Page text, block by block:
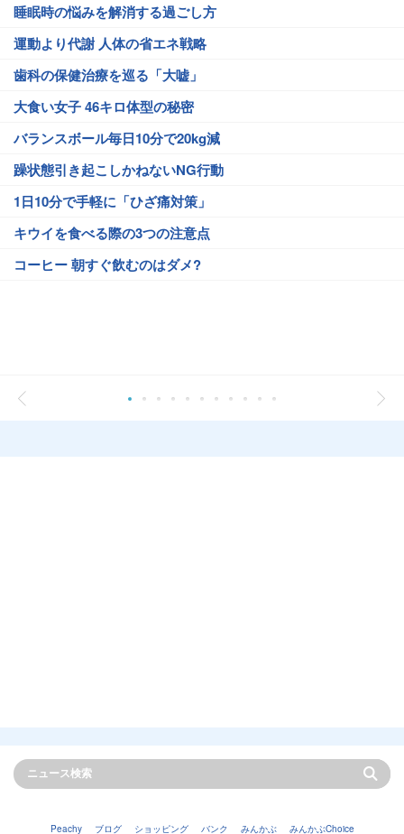
睡眠時の悩みを解消する過ごし方
運動より代謝 人体の省エネ戦略
歯科の保健治療を巡る「大嘘」
大食い女子 46キロ体型の秘密
バランスボール毎日10分で20kg減
躁状態引き起こしかねないNG行動
1日10分で手軽に「ひざ痛対策」
キウイを食べる際の3つの注意点
コーヒー 朝すぐ飲むのはダメ?
Peachy ブログ ショッピング バンク みんかぶ みんかぶChoice